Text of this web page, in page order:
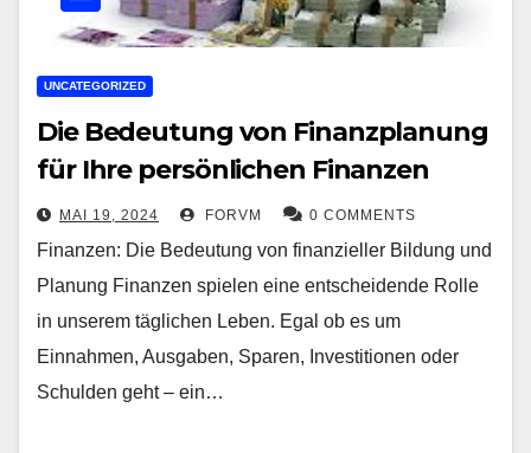
UNCATEGORIZED
Die Bedeutung von Finanzplanung
für Ihre persönlichen Finanzen
MAI 19, 2024 FORVM 0 COMMENTS
Finanzen: Die Bedeutung von finanzieller Bildung und
Planung Finanzen spielen eine entscheidende Rolle
in unserem täglichen Leben. Egal ob es um
Einnahmen, Ausgaben, Sparen, Investitionen oder
Schulden geht – ein…